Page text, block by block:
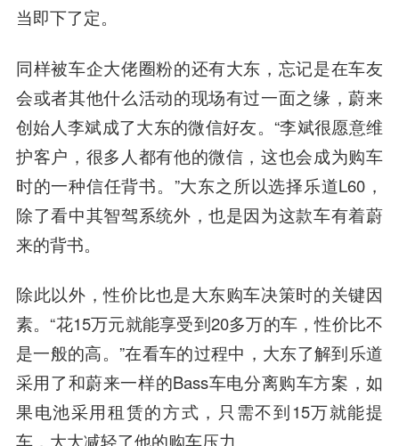
当即下了定。
同样被车企大佬圈粉的还有大东，忘记是在车友
会或者其他什么活动的现场有过一面之缘，蔚来
创始人李斌成了大东的微信好友。“李斌很愿意维
护客户，很多人都有他的微信，这也会成为购车
时的一种信任背书。”大东之所以选择乐道L60，
除了看中其智驾系统外，也是因为这款车有着蔚
来的背书。
除此以外，性价比也是大东购车决策时的关键因
素。“花15万元就能享受到20多万的车，性价比不
是一般的高。”在看车的过程中，大东了解到乐道
采用了和蔚来一样的Bass车电分离购车方案，如
果电池采用租赁的方式，只需不到15万就能提
车，大大减轻了他的购车压力。